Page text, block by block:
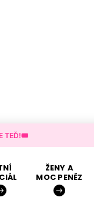
TEĎ!🎟️
ŽENY A
MOC PENĚZ